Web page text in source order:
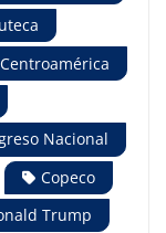
Centroamérica
Nacional
Copeco
Trump